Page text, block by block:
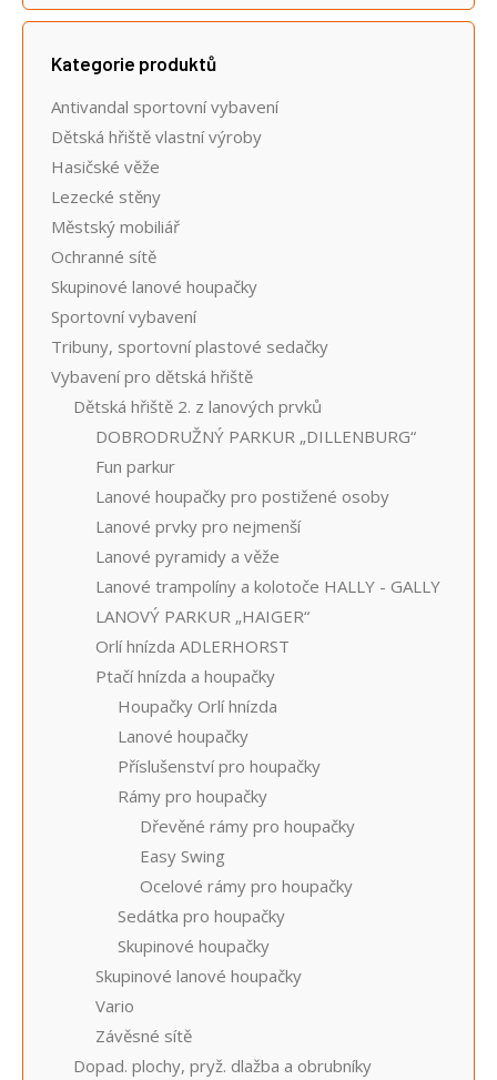
Kategorie produktů
Antivandal sportovní vybavení
Dětská hřiště vlastní výroby
Hasičské věže
Lezecké stěny
Městský mobiliář
Ochranné sítě
Skupinové lanové houpačky
Sportovní vybavení
Tribuny, sportovní plastové sedačky
Vybavení pro dětská hřiště
Dětská hřiště 2. z lanových prvků
DOBRODRUŽNÝ PARKUR „DILLENBURG“
Fun parkur
Lanové houpačky pro postižené osoby
Lanové prvky pro nejmenší
Lanové pyramidy a věže
Lanové trampolíny a kolotoče HALLY - GALLY
LANOVÝ PARKUR „HAIGER“
Orlí hnízda ADLERHORST
Ptačí hnízda a houpačky
Houpačky Orlí hnízda
Lanové houpačky
Příslušenství pro houpačky
Rámy pro houpačky
Dřevěné rámy pro houpačky
Easy Swing
Ocelové rámy pro houpačky
Sedátka pro houpačky
Skupinové houpačky
Skupinové lanové houpačky
Vario
Závěsné sítě
Dopad. plochy, pryž. dlažba a obrubníky